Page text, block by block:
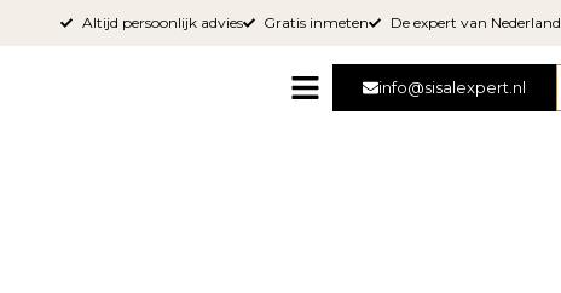
Altijd persoonlijk advies Gratis inmeten De expert van Nederland
info@sisalexpert.nl